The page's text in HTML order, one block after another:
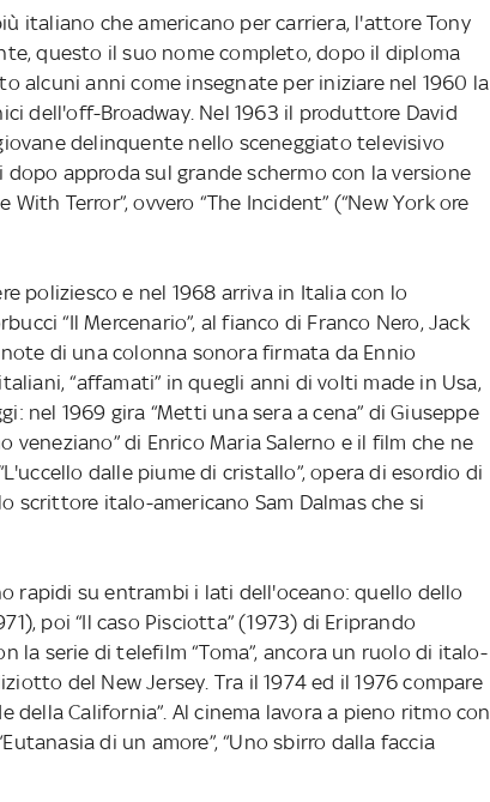
italiano che americano per carriera, l'attore Tony
questo il suo nome completo, dopo il diploma
alcuni anni come insegnate per iniziare nel 1960 la
dell'off-Broadway. Nel 1963 il produttore David
delinquente nello sceneggiato televisivo
dopo approda sul grande schermo con la versione
Terror”, ovvero “The Incident” (“New York ore
poliziesco e nel 1968 arriva in Italia con lo
“Il Mercenario”, al fianco di Franco Nero, Jack
note di una colonna sonora firmata da Ennio
“affamati” in quegli anni di volti made in Usa,
nel 1969 gira “Metti una sera a cena” di Giuseppe
veneziano” di Enrico Maria Salerno e il film che ne
dalle piume di cristallo”, opera di esordio di
scrittore italo-americano Sam Dalmas che si
rapidi su entrambi i lati dell'oceano: quello dello
poi “Il caso Pisciotta” (1973) di Eriprando
la serie di telefilm “Toma”, ancora un ruolo di italo-
del New Jersey. Tra il 1974 ed il 1976 compare
della California”. Al cinema lavora a pieno ritmo con
di un amore”, “Uno sbirro dalla faccia